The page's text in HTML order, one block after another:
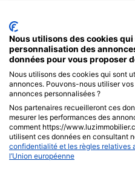
Appartements
Maisons
Terrains
LOCATION
Tous les biens
Appartements
Nous utilisons des cookies
personnalisation des
données pour vous proposer
Nous utilisons des cookies qui sont
annonces. Pouvons-nous utiliser
annonces personnalisées ?
Nos partenaires recueilleront ces
mesurer les performances des
comment https://
utilisent ces données en consultant
confidentialité et les règles relatives
l’Union européenne